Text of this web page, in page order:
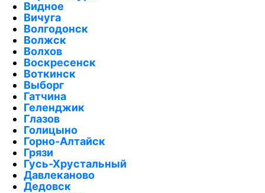
Видное
Вичуга
Волгодонск
Волжск
Волхов
Воскресенск
Воткинск
Выборг
Гатчина
Геленджик
Глазов
Голицыно
Горно-Алтайск
Грязи
Гусь-Хрустальный
Давлеканово
Дедовск